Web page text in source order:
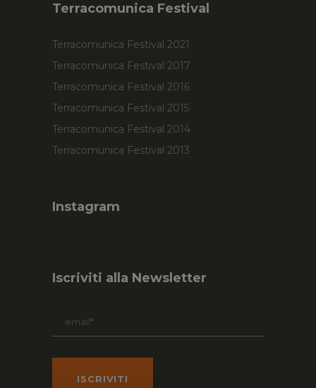
Terracomunica Festival
Terracomunica Festival 2021
Terracomunica Festival 2017
Terracomunica Festival 2016
Terracomunica Festival 2015
Terracomunica Festival 2014
Terracomunica Festival 2013
Instagram
Iscriviti alla Newsletter